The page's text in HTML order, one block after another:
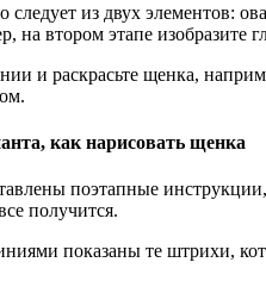
следует из двух элементов:
на втором этапе изобразите
и раскрасьте щенка,
как нарисовать щенка
поэтапные
получится.
показаны те штрихи,